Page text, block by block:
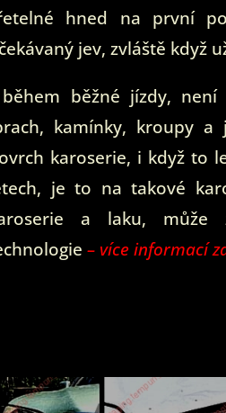
hned na první
jev, zvláště když
běžné jízdy,
kamínky, kroupy a
karoserie, i když to
je to na takové
a laku, může
– více informací